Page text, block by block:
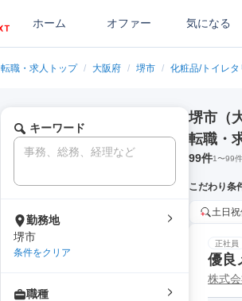
ホーム オファー 気になる
転職・求人トップ / 大阪府 / 堺市 / 化粧品/トイレ
キーワード
勤務地
堺市
条件をクリア
職種
堺市（
転職・
99件1〜99
こだわり条
土日
正社員
優良
株式